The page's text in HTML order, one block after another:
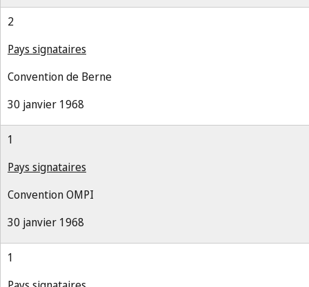
2
Pays signataires
Convention de Berne
30 janvier 1968
1
Pays signataires
Convention OMPI
30 janvier 1968
1